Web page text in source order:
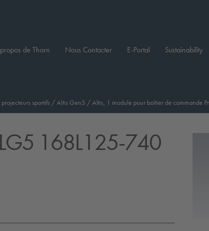
de Thorn Nous Contacter E-Portal Sustainability
projecteurs sportifs /Altis Gen5 /Altis, 1 module pour boîtier de commande
168L125-740